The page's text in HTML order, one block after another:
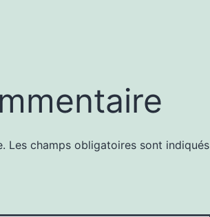
Les champs obligatoires sont indiqués